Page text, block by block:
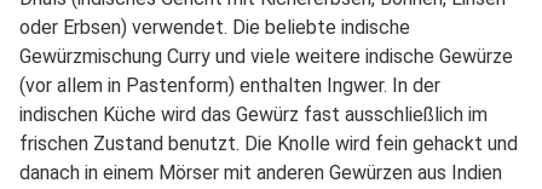
oder Erbsen) verwendet. Die beliebte indische
Gewürzmischung Curry und viele weitere indische Gewürze
(vor allem in Pastenform) enthalten Ingwer. In der
indischen Küche wird das Gewürz fast ausschließlich im
frischen Zustand benutzt. Die Knolle wird fein gehackt und
danach in einem Mörser mit anderen Gewürzen aus Indien